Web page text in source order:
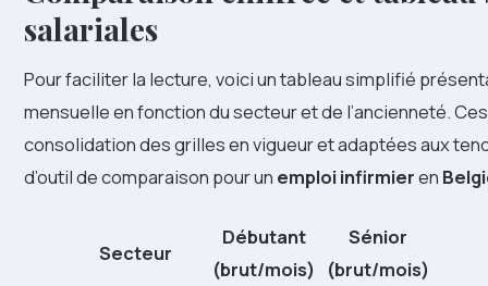
salariales
Pour faciliter la lecture, voici un tableau simplifié
mensuelle en fonction du secteur et de l’ancienneté.
consolidation des grilles en vigueur et adaptées aux
d’outil de comparaison pour un emploi infirmieren
Secteur
Débutant
(brut/mois)
Sénior
(brut/mois)